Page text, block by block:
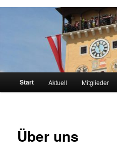
Hauptmenü
Start Aktuell Mitglieder
Über uns